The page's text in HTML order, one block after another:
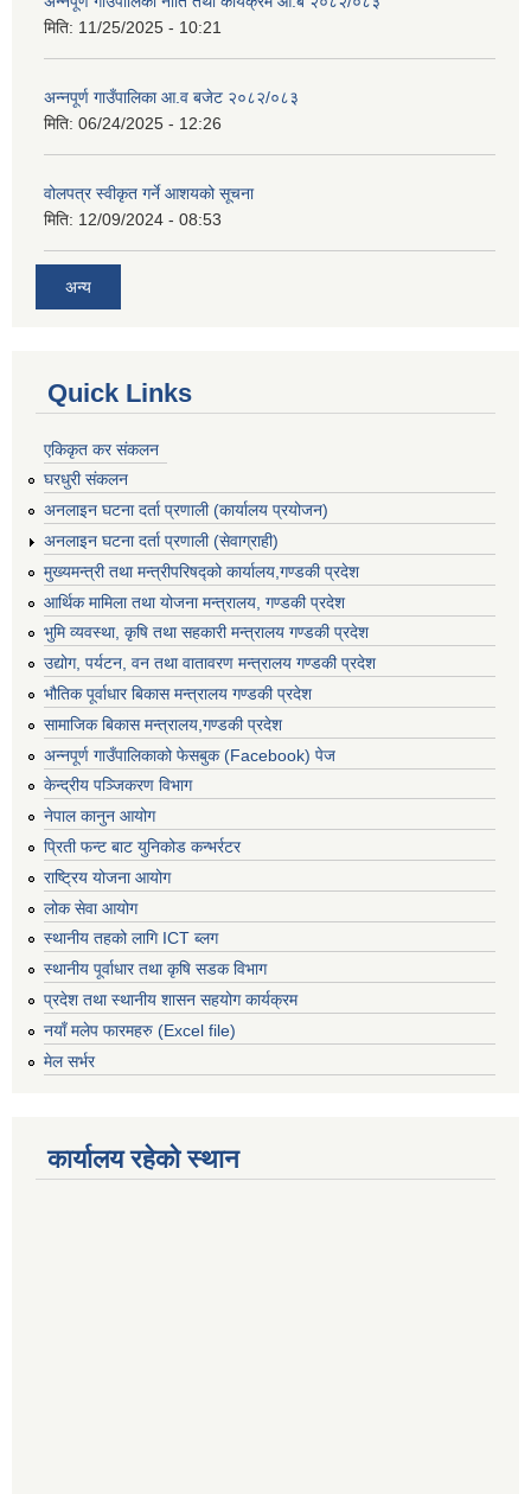
मिति: 11/25/2025 - 10:21
अन्नपूर्ण गाउँपालिका आ.व बजेट २०८२/०८३
मिति: 06/24/2025 - 12:26
वोलपत्र स्वीकृत गर्ने आशयको सूचना
मिति: 12/09/2024 - 08:53
अन्य
Quick Links
एकिकृत कर संकलन
घरधुरी संकलन
अनलाइन घटना दर्ता प्रणाली (कार्यालय प्रयोजन)
अनलाइन घटना दर्ता प्रणाली (सेवाग्राही)
मुख्यमन्त्री तथा मन्त्रीपरिषद्को कार्यालय,गण्डकी प्रदेश
आर्थिक मामिला तथा योजना मन्त्रालय, गण्डकी प्रदेश
भुमि व्यवस्था, कृषि तथा सहकारी मन्त्रालय गण्डकी प्रदेश
उद्योग, पर्यटन, वन तथा वातावरण मन्त्रालय गण्डकी प्रदेश
भौतिक पूर्वाधार बिकास मन्त्रालय गण्डकी प्रदेश
सामाजिक बिकास मन्त्रालय,गण्डकी प्रदेश
अन्नपूर्ण गाउँपालिकाको फेसबुक (Facebook) पेज
केन्द्रीय पञ्जिकरण विभाग
नेपाल कानुन आयोग
प्रिती फन्ट बाट युनिकोड कन्भर्रटर
राष्ट्रिय योजना आयोग
लोक सेवा आयोग
स्थानीय तहको लागि ICT ब्लग
स्थानीय पूर्वाधार तथा कृषि सडक विभाग
प्रदेश तथा स्थानीय शासन सहयोग कार्यक्रम
नयाँ मलेप फारमहरु (Excel file)
मेल सर्भर
कार्यालय रहेको स्थान